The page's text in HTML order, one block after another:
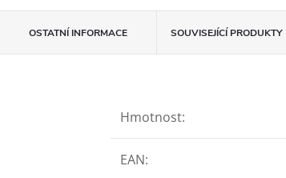
OSTATNÍ INFORMACE SOUVISEJÍCÍ PRODUKTY
Hmotnost:
EAN: